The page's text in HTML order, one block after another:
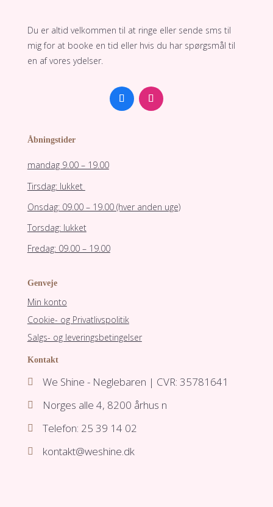
Du er altid velkommen til at ringe eller sende sms til
mig for at booke en tid eller hvis du har spørgsmål til
en af vores ydelser.
Åbningstider
mandag 9.00 – 19.00
Tirsdag: lukket
Onsdag: 09.00 – 19.00 (hver anden uge)
Torsdag: lukket
Fredag: 09.00 – 19.00
Genveje
Min konto
Cookie- og Privatlivspolitik
Salgs- og leveringsbetingelser
Kontakt
 We Shine - Neglebaren | CVR: 35781641
 Norges alle 4, 8200 århus n
 Telefon: 25 39 14 02
 kontakt@weshine.dk